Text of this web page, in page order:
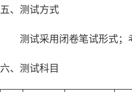
五、测试方式
测试采用闭卷笔试形式；
六、测试科目